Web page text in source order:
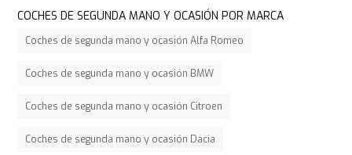
COCHES DE SEGUNDA MANO Y OCASIÓN POR MARCA
Coches de segunda mano y ocasión Alfa Romeo
Coches de segunda mano y ocasión BMW
Coches de segunda mano y ocasión Citroen
Coches de segunda mano y ocasión Dacia